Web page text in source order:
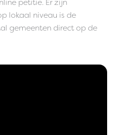
petitie. Er zijn
lokaal niveau is de
gemeenten direct op de